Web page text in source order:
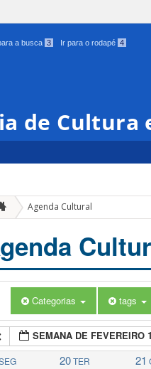
a busca 3 Ir para o rodapé 4
de Cultura
Agenda Cultural
Categorias tags
SEMANA DE FEVEREIRO
20 TER 21